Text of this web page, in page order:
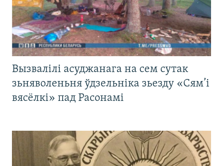
Вызвалілі асуджанага на сем сутак
зьняволеньня ўдзельніка зьезду «Сям’і
вясёлкі» пад Расонамі